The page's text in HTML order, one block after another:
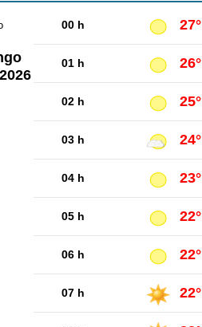
00 h 27°
01 h 26°
02 h 25°
03 h 24°
04 h 23°
05 h 22°
06 h 22°
07 h 22°